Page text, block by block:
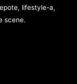
lifestyle-a,
scene.